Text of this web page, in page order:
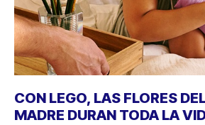
CON LEGO, LAS FLORES
MADRE DURAN TODA LA